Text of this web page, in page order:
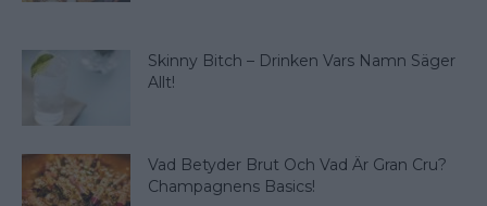
Skinny Bitch – Drinken Vars Namn Säger
Allt!
Vad Betyder Brut Och Vad Är Gran Cru?
Champagnens Basics!